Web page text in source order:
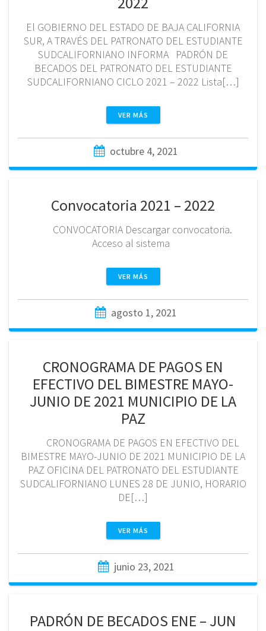
El GOBIERNO DEL ESTADO DE BAJA CALIFORNIA
SUR, A TRAVÉS DEL PATRONATO DEL ESTUDIANTE
SUDCALIFORNIANO INFORMA PADRÓN DE
BECADOS DEL PATRONATO DEL ESTUDIANTE
SUDCALIFORNIANO CICLO 2021 – 2022 Lista[…]
VER MÁS
octubre 4, 2021
Convocatoria 2021 – 2022
CONVOCATORIA Descargar convocatoria.
Acceso al sistema
VER MÁS
agosto 1, 2021
CRONOGRAMA DE PAGOS EN
EFECTIVO DEL BIMESTRE MAYO-
JUNIO DE 2021 MUNICIPIO DE LA
PAZ
CRONOGRAMA DE PAGOS EN EFECTIVO DEL
BIMESTRE MAYO-JUNIO DE 2021 MUNICIPIO DE LA
PAZ OFICINA DEL PATRONATO DEL ESTUDIANTE
SUDCALIFORNIANO LUNES 28 DE JUNIO, HORARIO
DE[…]
VER MÁS
junio 23, 2021
PADRÓN DE BECADOS ENE – JUN